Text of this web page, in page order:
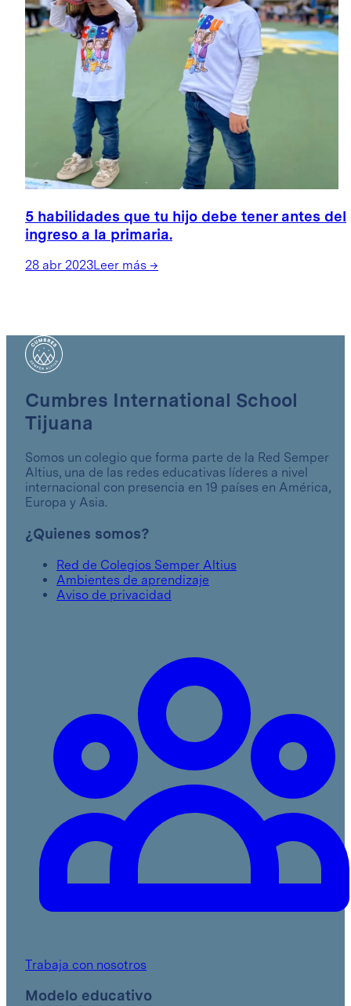
5 habilidades que tu hijo debe tener antes del
ingreso a la primaria.
28 abr 2023Leer más →
Cumbres International School
Tijuana
Somos un colegio que forma parte de la Red Semper
Altius, una de las redes educativas líderes a nivel
internacional con presencia en 19 países en América,
Europa y Asia.
¿Quienes somos?
Red de Colegios Semper Altius
Ambientes de aprendizaje
Aviso de privacidad
Trabaja con nosotros
Modelo educativo